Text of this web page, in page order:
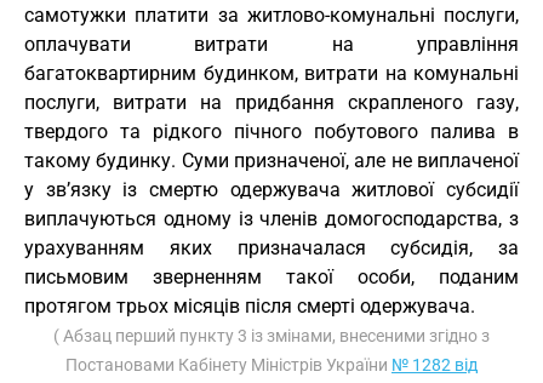
самотужки платити за житлово-комунальні послуги,
оплачувати витрати на управління
багатоквартирним будинком, витрати на комунальні
послуги, витрати на придбання скрапленого газу,
твердого та рідкого пічного побутового палива в
такому будинку. Суми призначеної, але не виплаченої
у зв’язку із смертю одержувача житлової субсидії
виплачуються одному із членів домогосподарства, з
урахуванням яких призначалася субсидія, за
письмовим зверненням такої особи, поданим
протягом трьох місяців після смерті одержувача.
( Абзац перший пункту 3 із змінами, внесеними згідно з
Постановами Кабінету Міністрів України № 1282 від